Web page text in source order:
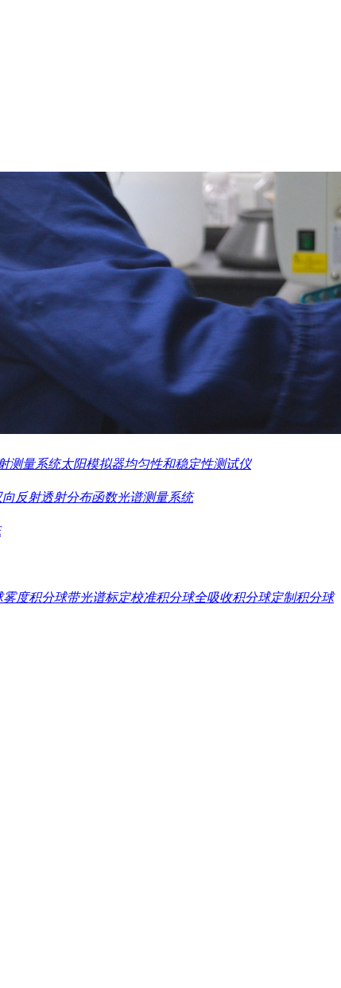
试系统 VCSEL在线晶圆测量机 VCSEL高低温温度控制器实
谱水体测量光谱仪
多旋翼无人机高光
测量系统太阳模拟器均匀性和稳定性测试仪
反射透射分布函数光谱测量系统
雾度积分球带光谱标定校准积分球全吸收积分球定制积分球